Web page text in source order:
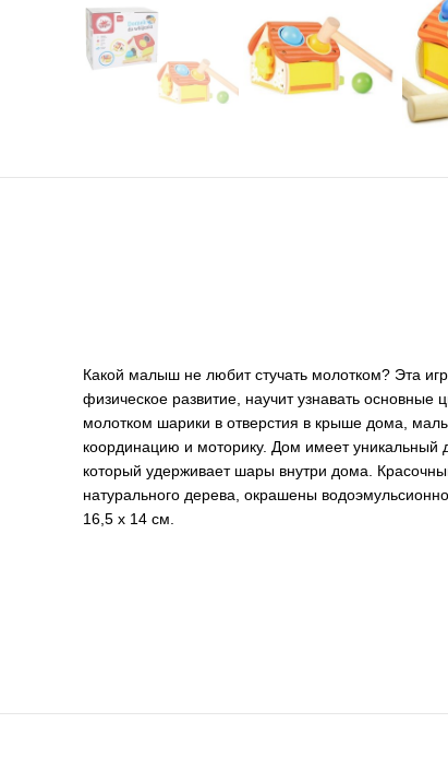
Какой малыш не любит стучать молотком? Эта
физическое развитие, научит узнавать
молотком шарики в отверстия в крыше дома,
координацию и моторику. Дом имеет уникальный
который удерживает шары внутри дома.
натурального дерева, окрашены
16,5 х 14 см.